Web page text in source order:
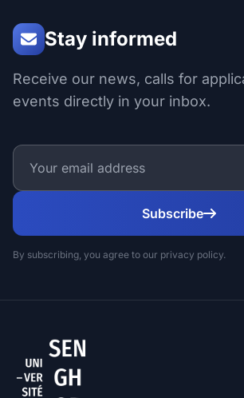
Stay informed
Receive our news, calls for
events directly in your inbox.
Subscribe
By subscribing, you agree to our privacy policy.